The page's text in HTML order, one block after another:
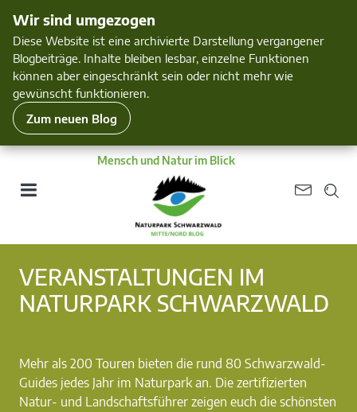
Wir sind umgezogen
Diese Website ist eine archivierte Darstellung vergangener
Blogbeiträge. Inhalte bleiben lesbar, einzelne Funktionen
können aber eingeschränkt sein oder nicht mehr wie
gewünscht funktionieren.
Zum neuen Blog
Mensch und Natur im Blick
VERANSTALTUNGEN IM
NATURPARK SCHWARZWALD
Mehr als 200 Touren bieten die rund 80 Schwarzwald-
Guides jedes Jahr im Naturpark an. Die zertifizierten
Natur- und Landschaftsführer zeigen euch die schönsten